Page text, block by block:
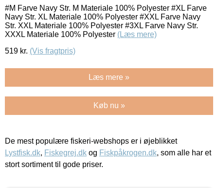
#M Farve Navy Str. M Materiale 100% Polyester #XL Farve
Navy Str. XL Materiale 100% Polyester #XXL Farve Navy
Str. XXL Materiale 100% Polyester #3XL Farve Navy Str.
XXXL Materiale 100% Polyester (Læs mere)
519 kr. (Vis fragtpris)
Læs mere »
Køb nu »
De mest populære fiskeri-webshops er i øjeblikket
Lystfisk.dk, Fiskegrej.dk og Fiskpåkrogen.dk, som alle har et
stort sortiment til gode priser.